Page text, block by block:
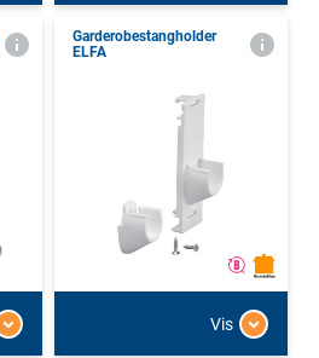
Garderobestangholder
ELFA
Vis